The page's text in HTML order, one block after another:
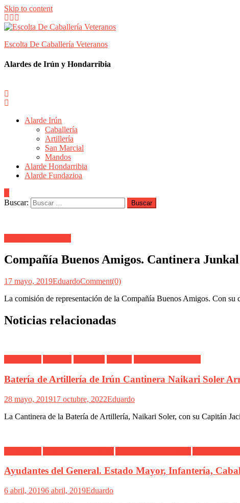
Skip to content
Escolta De Caballería Veteranos
Alardes de Irún y Hondarribia
Alarde Irún
Caballería
Artillería
San Marcial
Mandos
Alarde Hondarribia
Alarde Fundazioa
Buscar:
Compañía Buenos Amigos. Cantinera
17 mayo, 2019EduardoComment(0)
La comisión de representación de la Compañía Buenos Amigos. Con
Noticias relacionadas
Batería de Artillería de Irún Cantinera Naikari Soler
28 mayo, 201917 octubre, 2022Eduardo
La Cantinera de la Batería de Artillería, Naikari Soler, con su Capitán
Ayudantes del General. Estado Mayor, Infantería,
6 abril, 20196 abril, 2019Eduardo